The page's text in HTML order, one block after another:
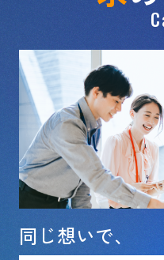
同じ想いで、